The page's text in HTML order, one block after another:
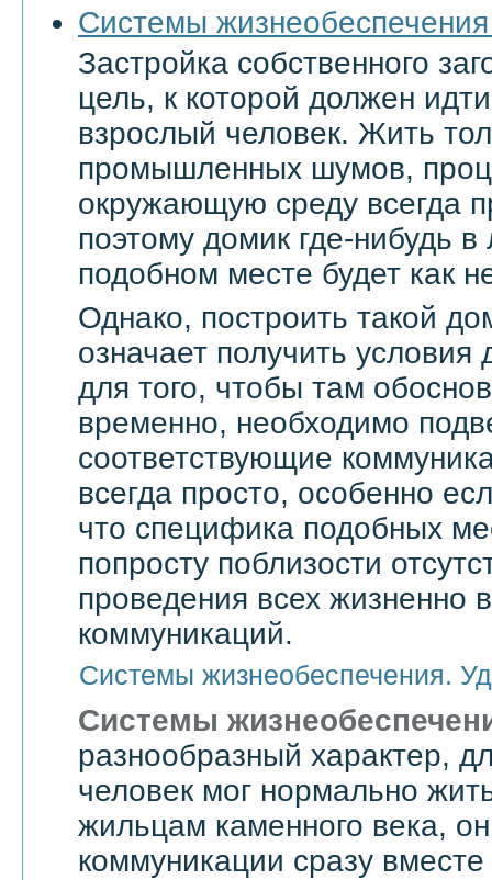
Системы
Застройка собственного
цель, к которой должен
взрослый человек. Жить
промышленных шумов,
окружающую среду всегда
поэтому домик где-нибудь
подобном месте будет как
Однако, построить такой
означает получить
для того, чтобы там
временно, необходимо
соответствующие
всегда просто, особенно
что специфика подобных
попросту поблизости
проведения всех жизненно
коммуникаций.
Системы жизнеобеспечения.
Системы
разнообразный характер,
человек мог нормально
жильцам каменного века,
коммуникации сразу